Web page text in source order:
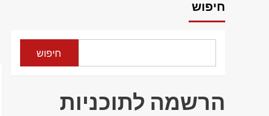
חיפוש
חיפוש
הרשמה לתוכניות